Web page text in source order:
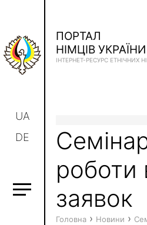
UA
DE
ПОРТАЛ
НІМЦІВ УКРАЇНИ
ІНТЕРНЕТ-РЕСУРС ЕТНІЧНИХ
роботи
заявок
Головна › Новини ›